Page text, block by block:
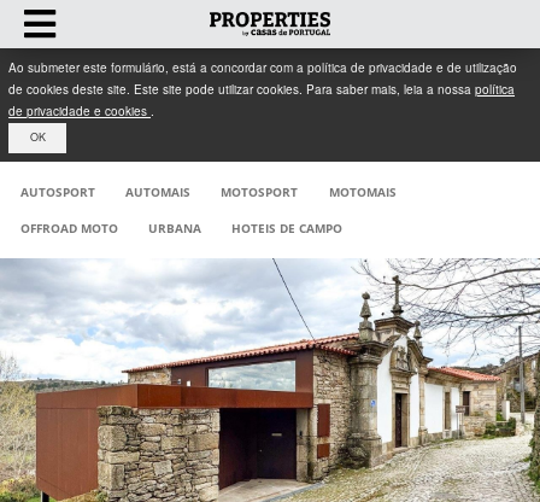
Ao submeter este formulário, está a concordar com a política de privacidade e de utilização
de cookies deste site. Este site pode utilizar cookies. Para saber mais, leia a nossa política
de privacidade e cookies .
OK
AUTOSPORT AUTOMAIS MOTOSPORT MOTOMAIS
OFFROAD MOTO URBANA HOTEIS DE CAMPO